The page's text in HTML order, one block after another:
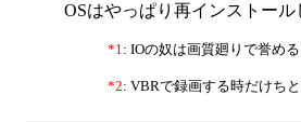
OSはやっぱり再インストー
*1: IOの奴は画質廻りで誉め
*2: VBRで録画する時だけち